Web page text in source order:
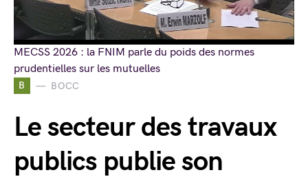
B BOCC
Le secteur des travaux
publics publie son
MECSS 2026 : la FNIM parle du poids des normes
prudentielles sur les mutuelles